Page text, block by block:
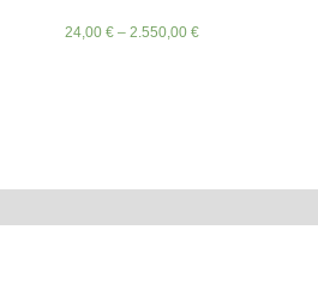
24,00 €– 2.550,00 €